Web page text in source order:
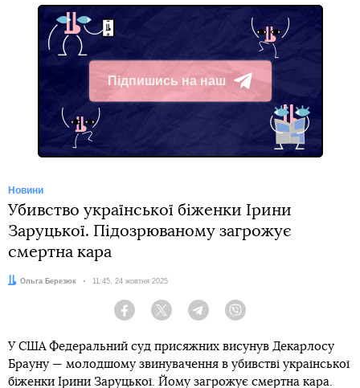
Підпишись на наш
Telegram
Новини
Убивство українcької біженки Ірини
Заруцької. Підозрюваному загрожує
смертна кара
Автор:
Ольга Березюк Дата:
11:45, 24 жовтня 2025
Facebook Twitter Telegram
У США Федеральний суд присяжних висунув Декарлосу
Брауну — молодшому звинувачення в убивстві української
біженки Ірини Заруцької. Йому загрожує смертна кара.